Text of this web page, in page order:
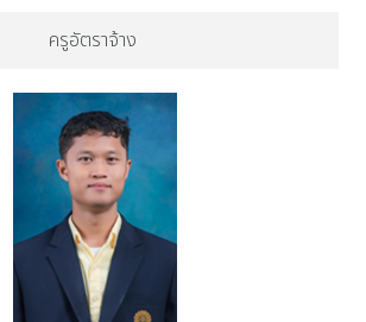
ครูอัตราจ้าง